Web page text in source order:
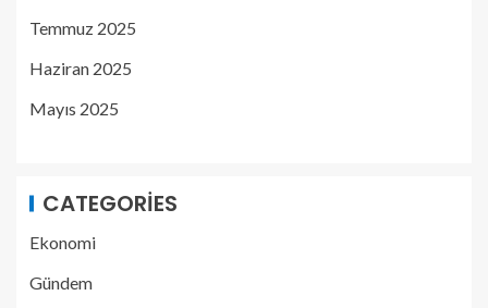
Temmuz 2025
Haziran 2025
Mayıs 2025
CATEGORIES
Ekonomi
Gündem